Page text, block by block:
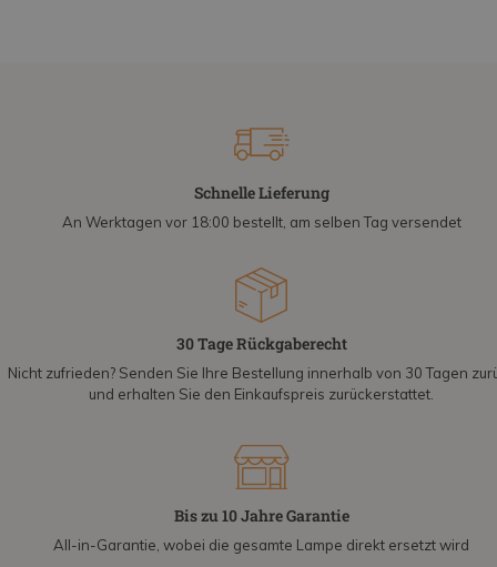
Schnelle Lieferung
An Werktagen vor 18:00 bestellt, am selben Tag versendet
30 Tage Rückgaberecht
Nicht zufrieden? Senden Sie Ihre Bestellung innerhalb von 30 Tagen
und erhalten Sie den Einkaufspreis zurückerstattet.
Bis zu 10 Jahre Garantie
All-in-Garantie, wobei die gesamte Lampe direkt ersetzt wird